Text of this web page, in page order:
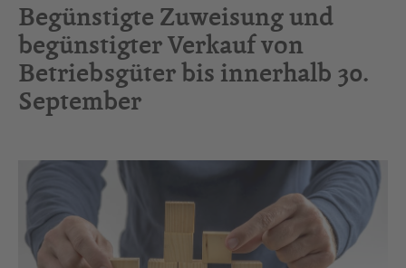
Begünstigte Zuweisung und
begünstigter Verkauf von
Betriebsgüter bis innerhalb 30.
September